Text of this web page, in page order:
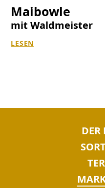
Maibowle
mit Waldmeister
LESEN
DER